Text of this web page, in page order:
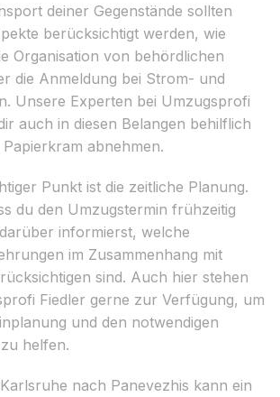
deiner Gegenstände sollten
berücksichtigt werden, wie
Organisation von behördlichen
die Anmeldung bei Strom- und
Unsere Experten bei Umzugsprofi
auch in diesen Belangen behilflich
abnehmen.
Punkt ist die zeitliche Planung.
du den Umzugstermin frühzeitig
informierst, welche
im Zusammenhang mit
sind. Auch hier stehen
Fiedler gerne zur Verfügung, um
und den notwendigen
helfen.
nach Panevezhis kann ein